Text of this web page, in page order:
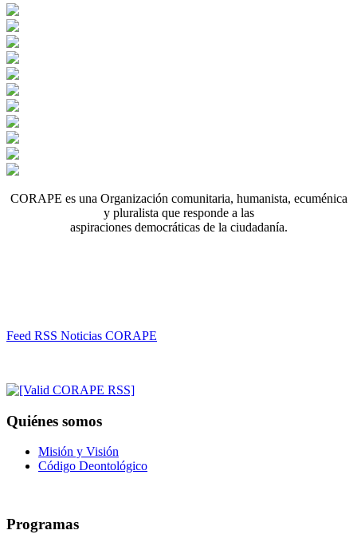
CORAPE es una Organización comunitaria, humanista, ecuménica
y pluralista que responde a las
aspiraciones democráticas de la ciudadanía.
Feed RSS Noticias CORAPE
Quiénes somos
Misión y Visión
Código Deontológico
Programas